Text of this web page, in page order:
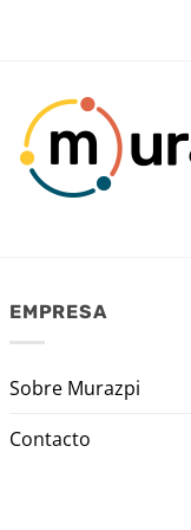
EMPRESA
Sobre Murazpi
Contacto